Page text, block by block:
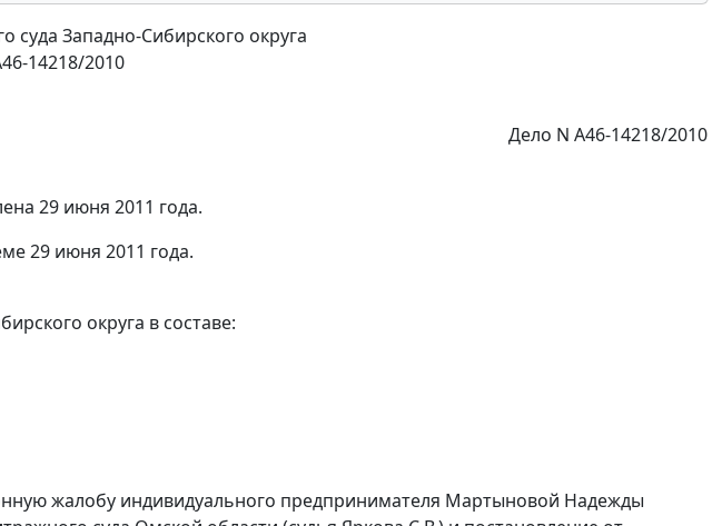
суда Западно-Сибирского округа
14218/2010
Дело N А46-14218/2010
29 июня 2011 года.
29 июня 2011 года.
округа в составе:
жалобу индивидуального предпринимателя Мартыновой Надежды